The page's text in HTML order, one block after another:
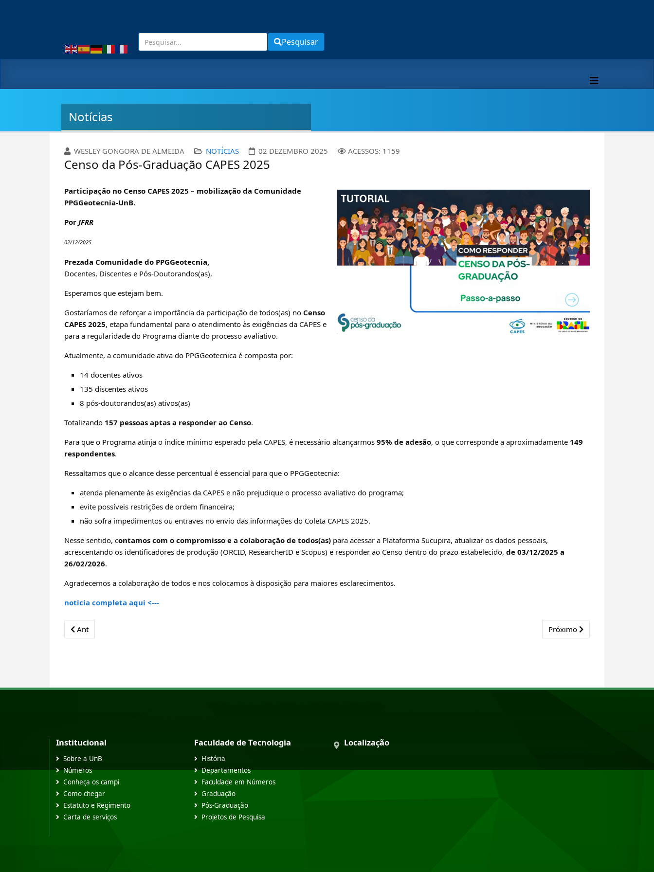
Pesquisar
Notícias
WESLEY GONGORA DE ALMEIDA NOTÍCIAS 02 DEZEMBRO 2025 ACESSOS: 1159
Censo da Pós-Graduação CAPES 2025
Participação no Censo CAPES 2025 – mobilização da Comunidade
PPGGeotecnia-UnB.
Por JFRR
02/12/2025
Prezada Comunidade do PPGGeotecnia,
Docentes, Discentes e Pós-Doutorandos(as),
Esperamos que estejam bem.
Gostaríamos de reforçar a importância da participação de todos(as) no Censo
CAPES 2025, etapa fundamental para o atendimento às exigências da CAPES e
para a regularidade do Programa diante do processo avaliativo.
Atualmente, a comunidade ativa do PPGGeotecnica é composta por:
14 docentes ativos
135 discentes ativos
8 pós-doutorandos(as) ativos(as)
Totalizando 157 pessoas aptas a responder ao Censo.
Para que o Programa atinja o índice mínimo esperado pela CAPES, é necessário alcançarmos 95% de adesão, o que corresponde a aproximadamente 149
respondentes.
Ressaltamos que o alcance desse percentual é essencial para que o PPGGeotecnia:
atenda plenamente às exigências da CAPES e não prejudique o processo avaliativo do programa;
evite possíveis restrições de ordem financeira;
não sofra impedimentos ou entraves no envio das informações do Coleta CAPES 2025.
Nesse sentido, contamos com o compromisso e a colaboração de todos(as) para acessar a Plataforma Sucupira, atualizar os dados pessoais,
acrescentando os identificadores de produção (ORCID, ResearcherID e Scopus) e responder ao Censo dentro do prazo estabelecido, de 03/12/2025 a
26/02/2026.
Agradecemos a colaboração de todos e nos colocamos à disposição para maiores esclarecimentos.
noticia completa aqui <---
Previous article: ASCE - 2025 Best Paper Award
Ant Next article: Ex-aluna de
Próximo
Institucional
Sobre a UnB
Números
Conheça os campi
Como chegar
Estatuto e Regimento
Carta de serviços
Faculdade de Tecnologia
História
Departamentos
Faculdade em Números
Graduação
Pós-Graduação
Projetos de Pesquisa
Localização